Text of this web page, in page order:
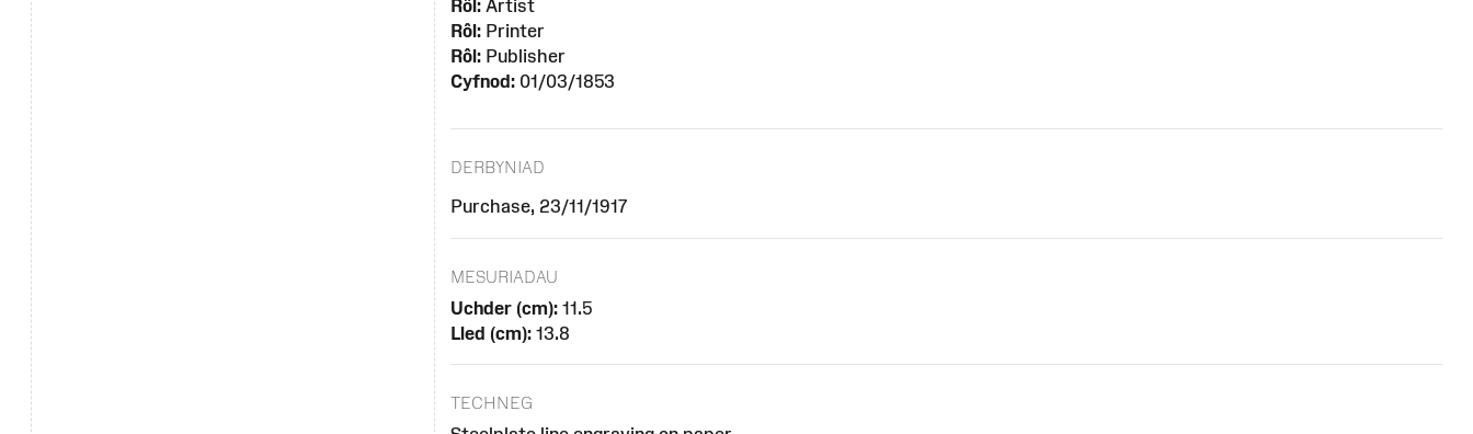
Rôl: Artist
Rôl: Printer
Rôl: Publisher
Cyfnod: 01/03/1853
DERBYNIAD
Purchase, 23/11/1917
MESURIADAU
Uchder (cm): 11.5
Lled (cm): 13.8
TECHNEG